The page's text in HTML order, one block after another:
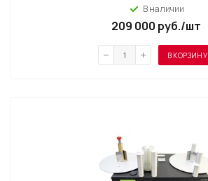
В наличии
209 000 руб./шт
В КОРЗИНУ